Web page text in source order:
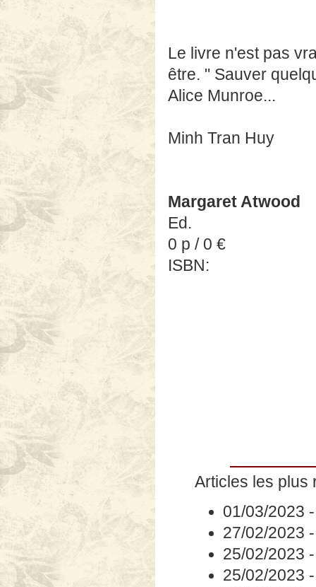
Le livre n'est pas
être. " Sauver
Alice Munroe...
Minh Tran Huy
Margaret Atwood
Ed.
0 p / 0 €
ISBN:
Articles les plus
01/03/2023
27/02/2023
25/02/2023
25/02/2023